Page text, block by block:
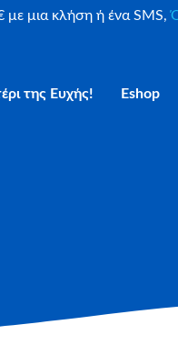
με μια κλήση ή ένα SMS,
της Ευχής! Eshop